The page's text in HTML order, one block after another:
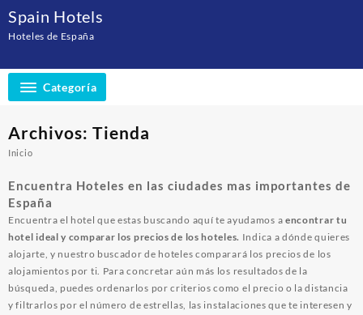
contenido
Spain Hotels
Hoteles de España
Categoría
Archivos: Tienda
Inicio
Encuentra Hoteles en las ciudades mas importantes de
España
Encuentra el hotel que estas buscando aquí te ayudamos a encontrar tu
hotel ideal y comparar los precios de los hoteles. Indica a dónde quieres
alojarte, y nuestro buscador de hoteles comparará los precios de los
alojamientos por ti. Para concretar aún más los resultados de la
búsqueda, puedes ordenarlos por criterios como el precio o la distancia
y filtrarlos por el número de estrellas, las instalaciones que te interesen y